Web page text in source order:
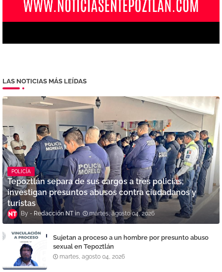
LAS NOTICIAS MÁS LEÍDAS
POLICÍA
Tepoztlán separa de sus cargos a tres policías;
investigan presuntos abusos contra ciudadanos y
turistas
Redacción NT martes, agosto 04, 2026
Sujetan a proceso a un hombre por presunto abuso
sexual en Tepoztlán
martes, agosto 04, 2026